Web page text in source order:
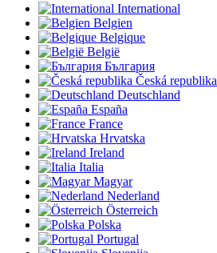
International
Belgien
Belgique
België
България
Česká republika
Deutschland
España
France
Hrvatska
Ireland
Italia
Magyar
Nederland
Österreich
Polska
Portugal